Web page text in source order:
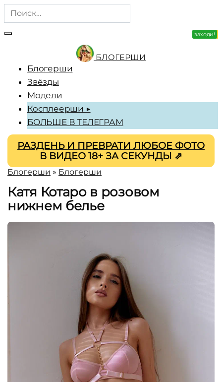
Перейти
содержанию
Search
for:
БЛОГЕРШИ
Блогерши
Звёзды
Модели
Косплеерши ▶
зацени!
БОЛЬШЕ В ТЕЛЕГРАМ
заходи!
РАЗДЕНЬ И ПРЕВРАТИ ЛЮБОЕ ФОТО
В ВИДЕО 18+ ЗА СЕКУНДЫ ⇗
Блогерши » Блогерши
Катя Котаро в розовом
нижнем белье